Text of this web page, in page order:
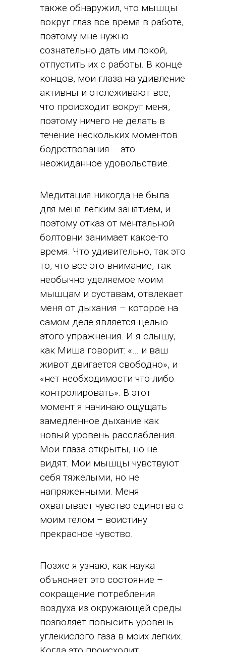
также обнаружил, что мышцы
вокруг глаз все время в работе,
поэтому мне нужно
сознательно дать им покой,
отпустить их с работы. В конце
концов, мои глаза на удивление
активны и отслеживают все,
что происходит вокруг меня,
поэтому ничего не делать в
течение нескольких моментов
бодрствования – это
неожиданное удовольствие.
Медитация никогда не была
для меня легким занятием, и
поэтому отказ от ментальной
болтовни занимает какое-то
время. Что удивительно, так это
то, что все это внимание, так
необычно уделяемое моим
мышцам и суставам, отвлекает
меня от дыхания – которое на
самом деле является целью
этого упражнения. И я слышу,
как Миша говорит: «… и ваш
живот двигается свободно», и
«нет необходимости что-либо
контролировать». В этот
момент я начинаю ощущать
замедленное дыхание как
новый уровень расслабления.
Мои глаза открыты, но не
видят. Мои мышцы чувствуют
себя тяжелыми, но не
напряженными. Меня
охватывает чувство единства с
моим телом – воистину
прекрасное чувство.
Позже я узнаю, как наука
объясняет это состояние –
сокращение потребления
воздуха из окружающей среды
позволяет повысить уровень
углекислого газа в моих легких.